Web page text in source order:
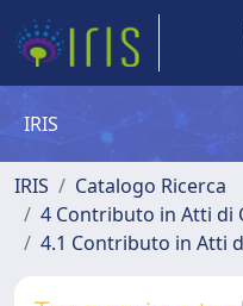
IRIS
IRIS
Catalogo Ricerca
4 Contributo in Atti di
4.1 Contributo in Atti